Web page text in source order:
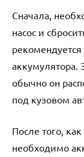
Сначала,
насос и
рекомендуется
аккумулятора.
обычно он
под кузовом
После того,
необходимо